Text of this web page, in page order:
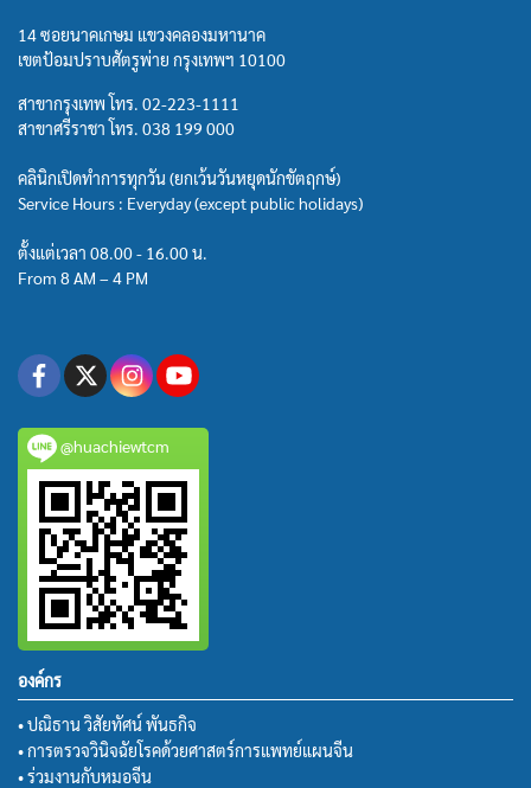
14 ซอยนาคเกษม แขวงคลองมหานาค
เขตป้อมปราบศัตรูพ่าย กรุงเทพฯ 10100
สาขากรุงเทพ โทร. 02-223-1111
สาขาศรีราชา โทร. 038 199 000
คลินิกเปิดทำการทุกวัน (ยกเว้นวันหยุดนักขัตฤกษ์)
Service Hours : Everyday (except public holidays)
ตั้งแต่เวลา 08.00 - 16.00 น.
From 8 AM – 4 PM
@huachiewtcm
องค์กร
• ปณิธาน วิสัยทัศน์ พันธกิจ
• การตรวจวินิจฉัยโรคด้วยศาสตร์การแพทย์แผนจีน
• ร่วมงานกับหมอจีน